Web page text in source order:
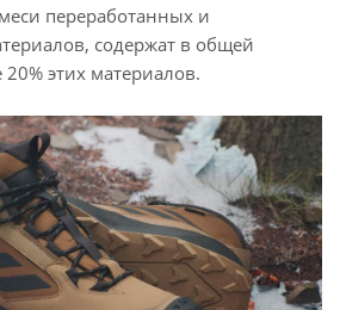
переработанных и
содержат в общей
этих материалов.